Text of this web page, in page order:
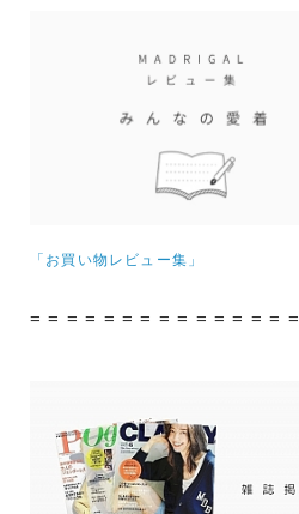
「お買い物レビュー集」
= = = = = = = = = = = = = = =